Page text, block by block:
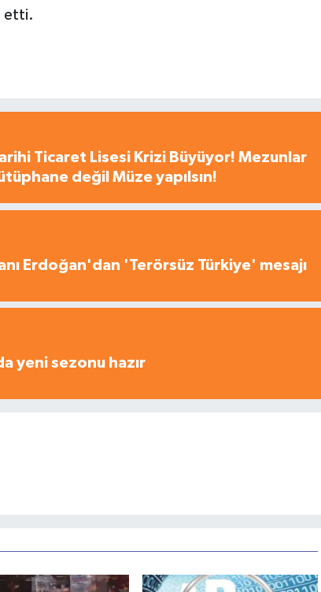
etti.
Ticaret Lisesi Krizi Büyüyor! Mezunlar
değil Müze yapılsın!
Erdoğan'dan 'Terörsüz Türkiye' mesajı
yeni sezonu hazır